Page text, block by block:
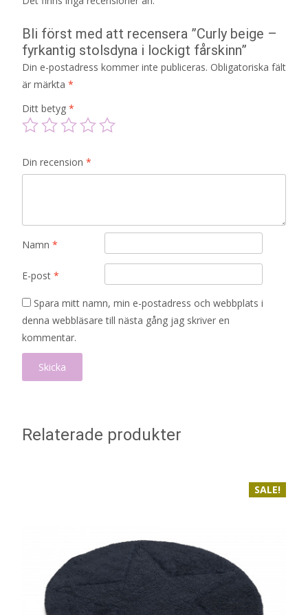
Bli först med att recensera ”Curly beige –
fyrkantig stolsdyna i lockigt fårskinn”
Din e-postadress kommer inte publiceras. Obligatoriska fält
är märkta *
Ditt betyg *
Din recension *
Namn *
E-post *
Spara mitt namn, min e-postadress och webbplats i
denna webbläsare till nästa gång jag skriver en
kommentar.
Relaterade produkter
SALE!